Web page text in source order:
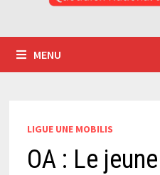
MENU
LIGUE UNE MOBILIS
OA : Le